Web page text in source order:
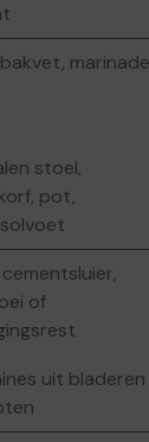
marinade
stoel,
pot,
cementsluier,
of
uit bladeren